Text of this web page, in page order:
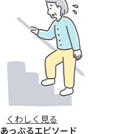
くわしく⾒る
あっぷるエピソード